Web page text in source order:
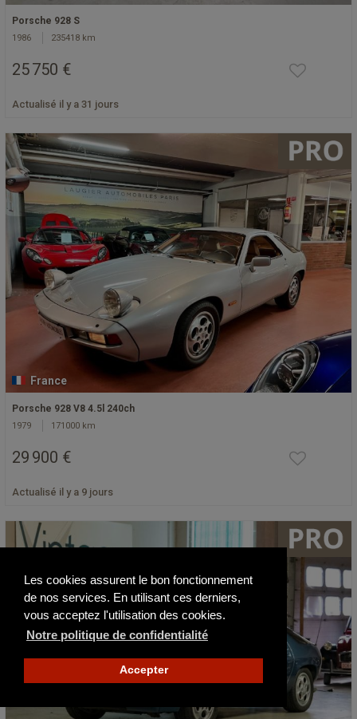
Les cookies assurent le bon fonctionnement
de nos services. En utilisant ces derniers,
vous acceptez l'utilisation des cookies.
Notre politique de confidentialité
Accepter
Porsche 928 S
1986 235418 km
25 750 €
Actualisé il y a 31 jours
France
Porsche 928 V8 4.5l 240ch
1979 171000 km
29 900 €
Actualisé il y a 9 jours